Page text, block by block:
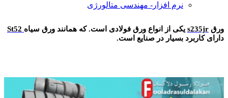
نرم افزار- مهندسی متالورژی
ورق s235jr یکی از انواع ورق فولادی است. که همانند ورق سیاه St52
دارای کاربرد بسیار در صنایع است.